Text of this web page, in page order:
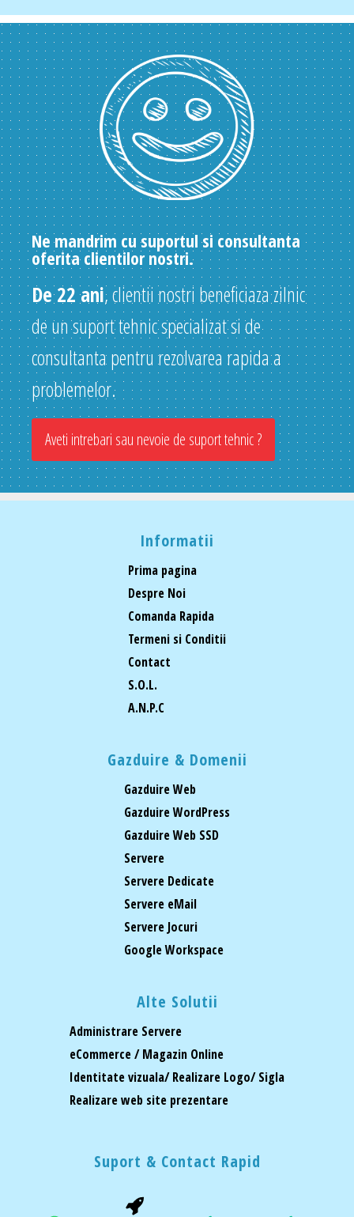
Ne mandrim cu suportul si consultanta
oferita clientilor nostri.
De 22 ani, clientii nostri beneficiaza zilnic
de un suport tehnic specializat si de
consultanta pentru rezolvarea rapida a
problemelor.
Aveti intrebari sau nevoie de suport tehnic ?
Informatii
Prima pagina
Despre Noi
Comanda Rapida
Termeni si Conditii
Contact
S.O.L.
A.N.P.C
Gazduire & Domenii
Gazduire Web
Gazduire WordPress
Gazduire Web SSD
Servere
Servere Dedicate
Servere eMail
Servere Jocuri
Google Workspace
Alte Solutii
Administrare Servere
eCommerce / Magazin Online
Identitate vizuala/ Realizare Logo/ Sigla
Realizare web site prezentare
Suport & Contact Rapid